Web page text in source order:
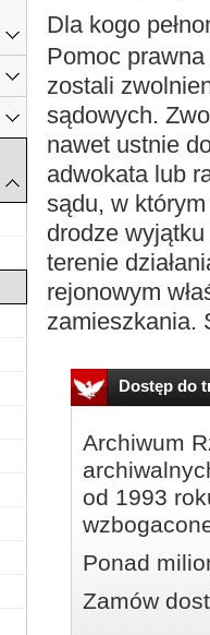
Dla kogo
Pomoc
zostali
sądowych.
nawet ustnie
adwokata lub
sądu, w
drodze
terenie
rejonowym
zamieszkania.
Dostęp do
Archiwum
od 1993
Ponad
Zamów